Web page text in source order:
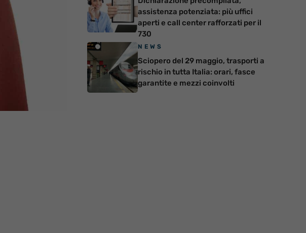
assistenza potenziata: più uffici
aperti e call center rafforzati per il
730
NEWS
Sciopero del 29 maggio, trasporti a
rischio in tutta Italia: orari, fasce
garantite e mezzi coinvolti